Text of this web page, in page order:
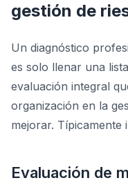
gestión de
Un diagnóstico
es solo llenar una
evaluación integral
organización en la
mejorar. Típicamente
Evaluación de